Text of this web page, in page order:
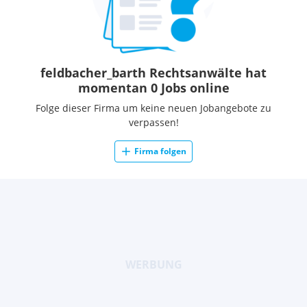
feldbacher_barth Rechtsanwälte hat
momentan 0 Jobs online
Folge dieser Firma um keine neuen Jobangebote zu
verpassen!
Firma folgen